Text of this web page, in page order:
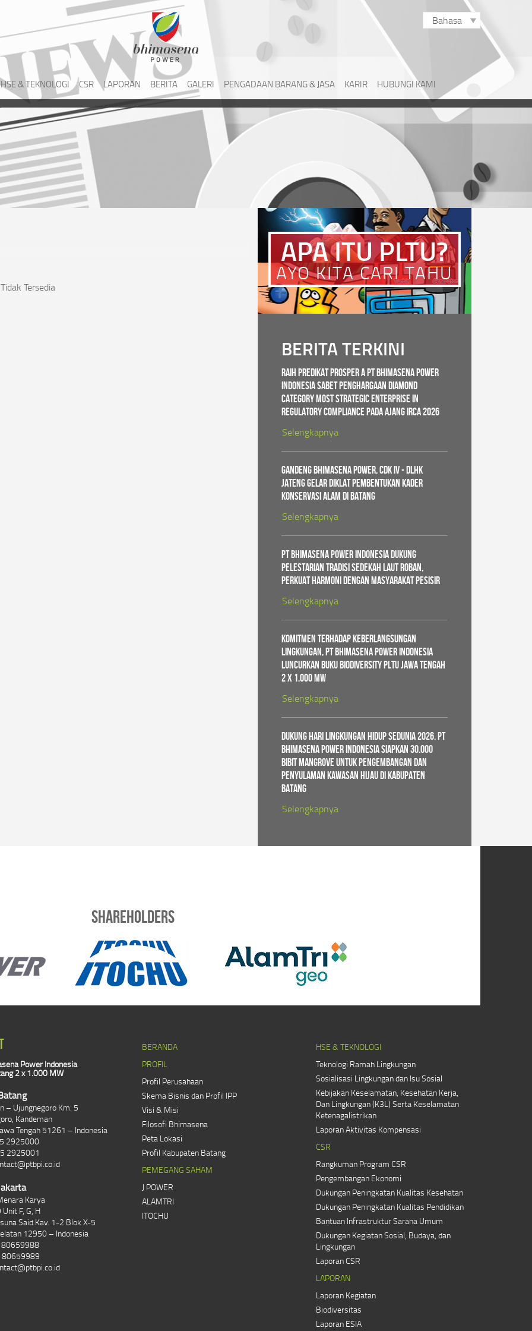
Bahasa
HSE & TEKNOLOGI CSR LAPORAN BERITA GALERI PENGADAAN BARANG & JASA KARIR HUBUNGI KAMI
Tersedia
APA ITU PLTU?
AYO KITA CARI TAHU
BERITA TERKINI
Raih Predikat PROSPER A PT Bhimasena Power
Indonesia Sabet Penghargaan Diamond
Category Most Strategic Enterprise in
Regulatory Compliance pada ajang IRCA 2026
Selengkapnya
Gandeng Bhimasena Power, CDK IV - DLHK
Jateng Gelar Diklat Pembentukan Kader
Konservasi Alam di Batang
Selengkapnya
PT Bhimasena Power Indonesia Dukung
Pelestarian Tradisi Sedekah Laut Roban,
Perkuat Harmoni dengan Masyarakat Pesisir
Selengkapnya
Komitmen Terhadap Keberlangsungan
Lingkungan, PT Bhimasena Power Indonesia
Luncurkan Buku Biodiversity PLTU Jawa Tengah
2 x 1.000 MW
Selengkapnya
Dukung Hari Lingkungan Hidup Sedunia 2026, PT
Bhimasena Power Indonesia Siapkan 30.000
Bibit Mangrove untuk Pengembangan dan
Penyulaman Kawasan Hijau di Kabupaten
Batang
Selengkapnya
Shareholders
Power Indonesia
2 x 1.000 MW
– Ujungnegoro Km. 5
Kandeman
Tengah 51261 – Indonesia
2925000
2925001
Karya
F, G, H
Said Kav. 1-2 Blok X-5
12950 – Indonesia
80659988
80659989
BERANDA
PROFIL
Profil Perusahaan
Skema Bisnis dan Profil IPP
Visi & Misi
Filosofi Bhimasena
Peta Lokasi
Profil Kabupaten Batang
PEMEGANG SAHAM
J POWER
ALAMTRI
ITOCHU
HSE & TEKNOLOGI
Teknologi Ramah Lingkungan
Sosialisasi Lingkungan dan Isu Sosial
Kebijakan Keselamatan, Kesehatan Kerja,
Dan Lingkungan (K3L) Serta Keselamatan
Ketenagalistrikan
Laporan Aktivitas Kompensasi
CSR
Rangkuman Program CSR
Pengembangan Ekonomi
Dukungan Peningkatan Kualitas Kesehatan
Dukungan Peningkatan Kualitas Pendidikan
Bantuan Infrastruktur Sarana Umum
Dukungan Kegiatan Sosial, Budaya, dan
Lingkungan
Laporan CSR
LAPORAN
Laporan Kegiatan
Biodiversitas
Laporan ESIA